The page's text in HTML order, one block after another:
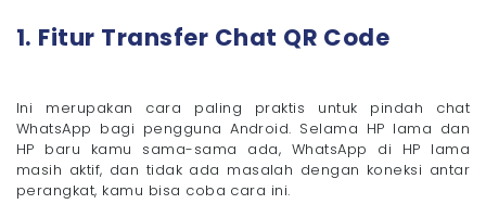
1. Fitur Transfer Chat QR Code
Ini merupakan cara paling praktis untuk pindah chat
WhatsApp bagi pengguna Android. Selama HP lama dan
HP baru kamu sama-sama ada, WhatsApp di HP lama
masih aktif, dan tidak ada masalah dengan koneksi antar
perangkat, kamu bisa coba cara ini.